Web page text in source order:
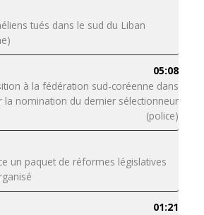
tués dans le sud du Liban
05:08
à la fédération sud-coréenne dans
la nomination du dernier sélectionneur
(police)
un paquet de réformes législatives
01:21